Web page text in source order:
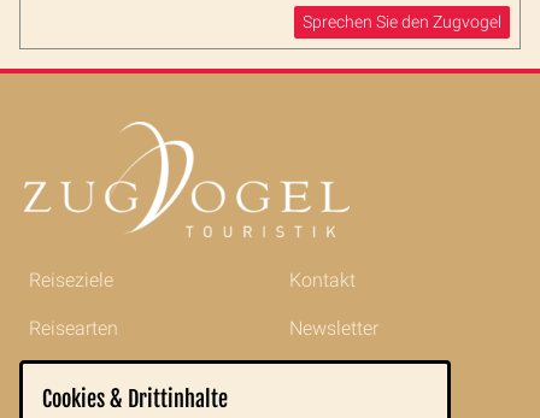
Sprechen Sie den Zugvogel
Reiseziele
Reisearten
Kontakt
Newsletter
Cookies & Drittinhalte